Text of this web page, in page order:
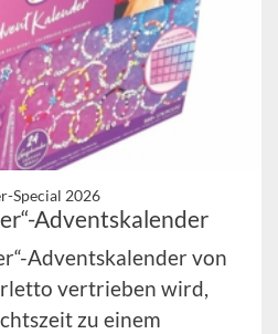
Special 2026
Adventskalender
Adventskalender von
vertrieben wird,
zu einem